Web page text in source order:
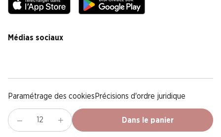
Dans le panier
Médias sociaux
Paramétrage des cookies Précisions d'ordre juridique
Déclaration de protection des donnéesNotice légaleCG